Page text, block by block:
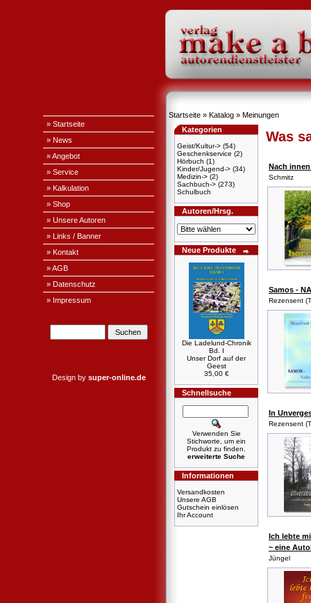
» Startseite
» News
» Angebot
» Service
» Kalkulation
» Shop
» Unsere Autoren
» Links / Banner
» Kontakt
» AGB
» Datenschutz
» Impressum
Design by super-online.de
Startseite » Katalog » Meinungen
Kategorien
Geist/Kultur-> (54)
Geschenkservice (2)
Hörbuch (1)
Kinder/Jugend-> (34)
Medizin-> (2)
Sachbuch-> (273)
Schulbuch
Autoren/Hrsg.
Neue Produkte
Die Ladelund-Chronik
Bd. I
Unser Dorf auf der
Geest
35,00 €
Schnellsuche
Verwenden Sie
Stichworte, um ein
Produkt zu finden.
erweiterte Suche
Informationen
Versandkosten
Unsere AGB
Gutschein einlösen
Ihr Account
Was
Nach
Schmitz
Samos -
Rezensent
In
Rezensent
Ich lebte
~ eine
Jüngel